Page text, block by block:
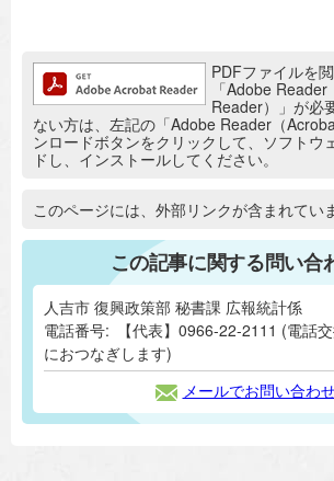
追加情報：PDFファイルPDFファイルを
「Adobe
Reader）」が必
ない方は、左記の「Adobe Reader（
ンロードボタンをクリックして、ソフトウ
ドし、インストールしてください。
追加情報：外部リンク
このページには、外部リンクが含まれてい
この記事に関する問い合
人吉市 復興政策部 秘書課 広報統計係
電話番号:
【代表】0966-22-2111 (電話
におつなぎします)
メールでお問い合わ